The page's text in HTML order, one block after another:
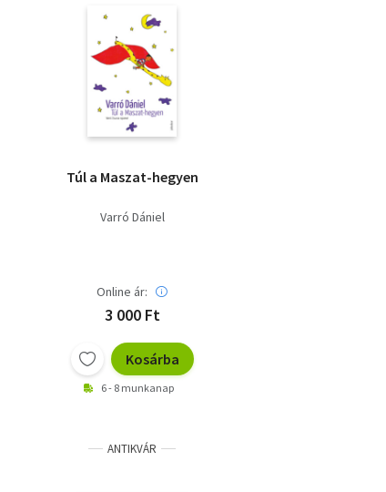
Túl a Maszat-hegyen
Varró Dániel
Online ár:
3 000 Ft
Kosárba
6 - 8 munkanap
ANTIKVÁR